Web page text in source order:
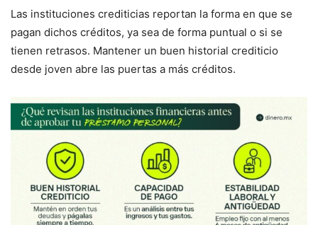
Las instituciones crediticias reportan la forma en que se
pagan dichos créditos, ya sea de forma puntual o si se
tienen retrasos. Mantener un buen historial crediticio
desde joven abre las puertas a más créditos.